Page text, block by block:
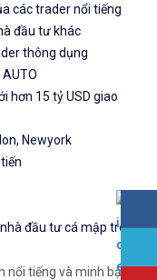
các trader nổi tiếng
đầu tư khác
thông dụng
hơn 15 tỷ USD giao
Newyork
đầu tư cá mập trên
nổi tiếng và minh bạch